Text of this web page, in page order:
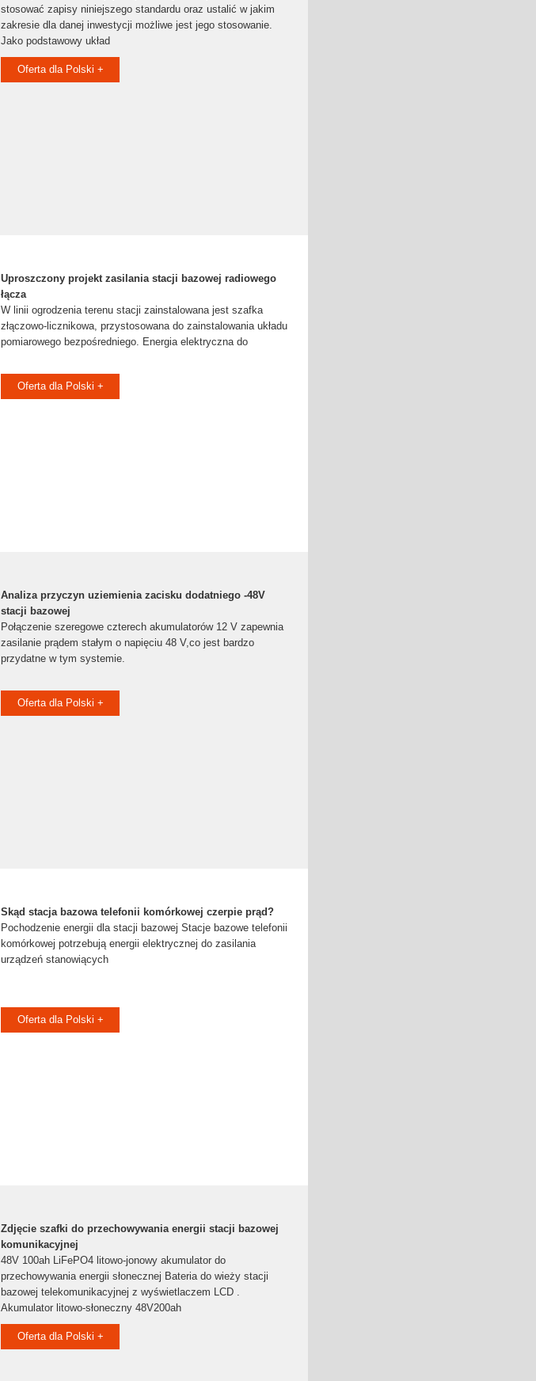
stosować zapisy niniejszego standardu oraz ustalić w jakim
zakresie dla danej inwestycji możliwe jest jego stosowanie.
Jako podstawowy układ
Oferta dla Polski +
Uproszczony projekt zasilania stacji bazowej radiowego
łącza
W linii ogrodzenia terenu stacji zainstalowana jest szafka
złączowo-licznikowa, przystosowana do zainstalowania układu
pomiarowego bezpośredniego. Energia elektryczna do
Oferta dla Polski +
Analiza przyczyn uziemienia zacisku dodatniego -48V
stacji bazowej
Połączenie szeregowe czterech akumulatorów 12 V zapewnia
zasilanie prądem stałym o napięciu 48 V,co jest bardzo
przydatne w tym systemie.
Oferta dla Polski +
Skąd stacja bazowa telefonii komórkowej czerpie prąd?
Pochodzenie energii dla stacji bazowej Stacje bazowe telefonii
komórkowej potrzebują energii elektrycznej do zasilania
urządzeń stanowiących
Oferta dla Polski +
Zdjęcie szafki do przechowywania energii stacji bazowej
komunikacyjnej
48V 100ah LiFePO4 litowo-jonowy akumulator do
przechowywania energii słonecznej Bateria do wieży stacji
bazowej telekomunikacyjnej z wyświetlaczem LCD .
Akumulator litowo-słoneczny 48V200ah
Oferta dla Polski +